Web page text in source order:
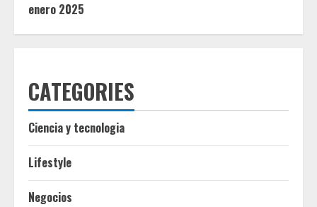
enero 2025
CATEGORIES
Ciencia y tecnologia
Lifestyle
Negocios